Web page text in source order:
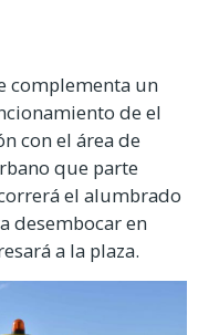
complementa un
de el
con el área de
que parte
el alumbrado
desembocar en
a la plaza.